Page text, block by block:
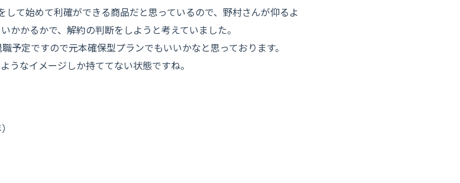
して始めて利確ができる商品だと思っているので、野村さんが仰るよ
かかるかで、解約の判断をしようと考えていました。
予定ですので元本確保型プランでもいいかなと思っております。
うなイメージしか持ててない状態ですね。